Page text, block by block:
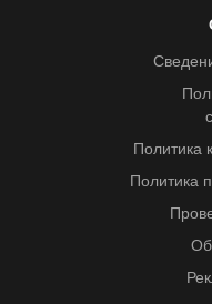
Политика
Политика